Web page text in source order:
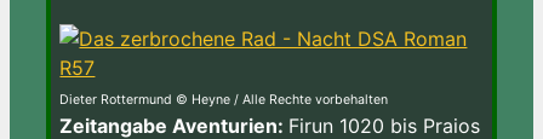
Dieter Rottermund © Heyne / Alle Rechte vorbehalten
Zeitangabe Aventurien: Firun 1020 bis Praios